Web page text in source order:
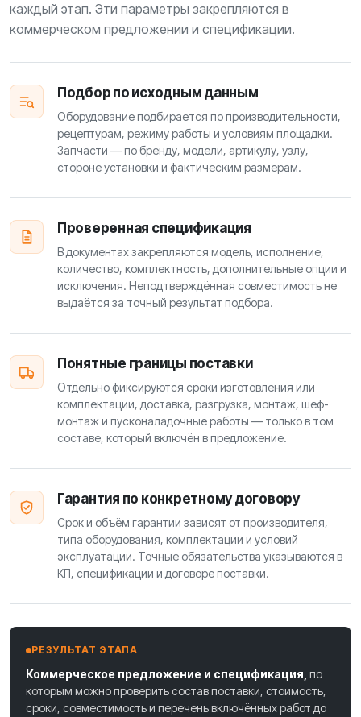
каждый этап. Эти параметры закрепляются в
коммерческом предложении и спецификации.
Подбор по исходным данным
Оборудование подбирается по производительности,
рецептурам, режиму работы и условиям площадки.
Запчасти — по бренду, модели, артикулу, узлу,
стороне установки и фактическим размерам.
Проверенная спецификация
В документах закрепляются модель, исполнение,
количество, комплектность, дополнительные опции и
исключения. Неподтверждённая совместимость не
выдаётся за точный результат подбора.
Понятные границы поставки
Отдельно фиксируются сроки изготовления или
комплектации, доставка, разгрузка, монтаж, шеф-
монтаж и пусконаладочные работы — только в том
составе, который включён в предложение.
Гарантия по конкретному договору
Срок и объём гарантии зависят от производителя,
типа оборудования, комплектации и условий
эксплуатации. Точные обязательства указываются в
КП, спецификации и договоре поставки.
РЕЗУЛЬТАТ ЭТАПА
Коммерческое предложение и спецификация, по
которым можно проверить состав поставки, стоимость,
сроки, совместимость и перечень включённых работ до